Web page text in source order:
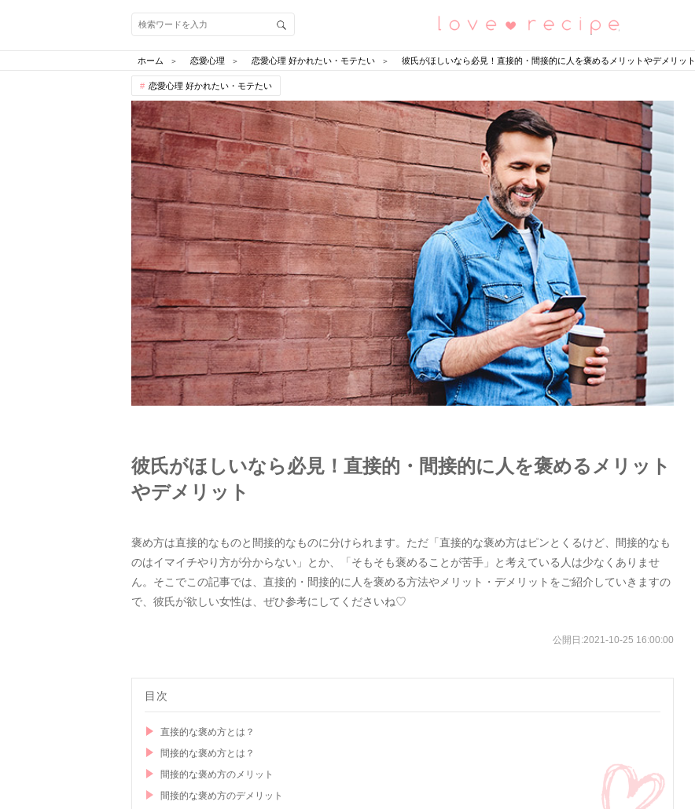
恋愛レシピ
ホーム 恋愛心理 恋愛心理 好かれたい・モテたい 彼氏がほしいなら必見！直接的・間接的に人を褒めるメリットやデメリット
恋愛心理 好かれたい・モテたい
彼氏がほしいなら必見！直接的・間接的に人を褒めるメリット
やデメリット
褒め方は直接的なものと間接的なものに分けられます。ただ「直接的な褒め方はピンとくるけど、間接的なも
のはイマイチやり方が分からない」とか、「そもそも褒めることが苦手」と考えている人は少なくありませ
ん。そこでこの記事では、直接的・間接的に人を褒める方法やメリット・デメリットをご紹介していきますの
で、彼氏が欲しい女性は、ぜひ参考にしてくださいね♡
公開日:2021-10-25 16:00:00
目次
直接的な褒め方とは？
間接的な褒め方とは？
間接的な褒め方のメリット
間接的な褒め方のデメリット